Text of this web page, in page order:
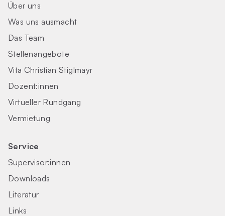
Über uns
Was uns ausmacht
Das Team
Stellenangebote
Vita Christian Stiglmayr
Dozent:innen
Virtueller Rundgang
Vermietung
Service
Supervisor:innen
Downloads
Literatur
Links